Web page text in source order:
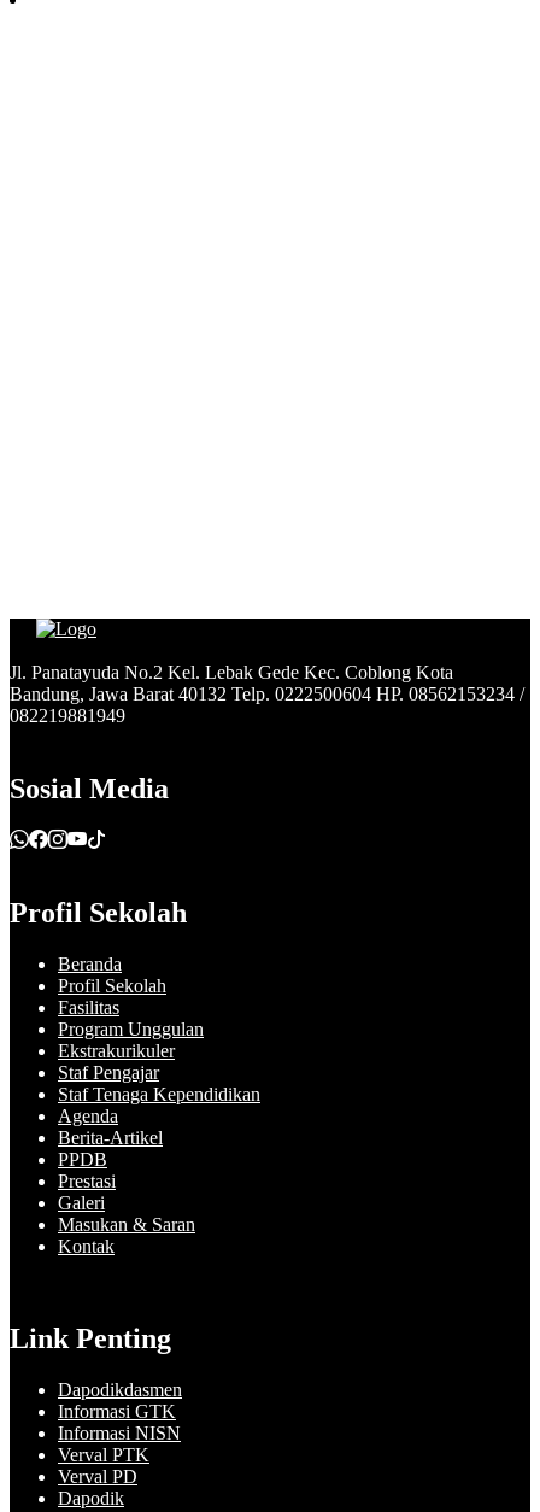
Jl. Panatayuda No.2 Kel. Lebak Gede Kec. Coblong Kota
Bandung, Jawa Barat 40132 Telp. 0222500604 HP. 08562153234 /
082219881949
Sosial Media
Profil Sekolah
Beranda
Profil Sekolah
Fasilitas
Program Unggulan
Ekstrakurikuler
Staf Pengajar
Staf Tenaga Kependidikan
Agenda
Berita-Artikel
PPDB
Prestasi
Galeri
Masukan & Saran
Kontak
Link Penting
Dapodikdasmen
Informasi GTK
Informasi NISN
Verval PTK
Verval PD
Dapodik